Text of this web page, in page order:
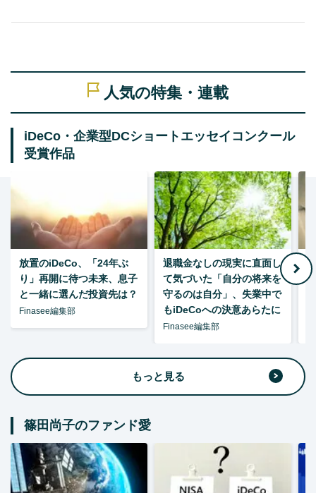
人気の特集・連載
iDeCo・企業型DCショートエッセイコンクール
受賞作品
放置のiDeCo、「24年ぶ
り」再開に待つ未来、息子
と一緒に選んだ投資先は？
Finasee編集部
退職金なしの現実に直面し
て気づいた「自分の将来を
守るのは自分」、失業中で
もiDeCoへの決意あらたに
Finasee編集部
もっと見る
篠田尚子のファンド愛